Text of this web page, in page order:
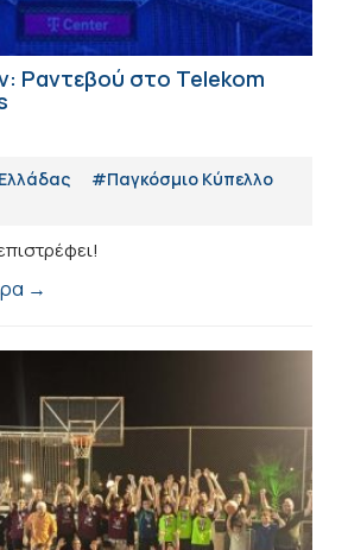
Ραντεβού στο Telekom
#Παγκόσμιο Κύπελλο
→